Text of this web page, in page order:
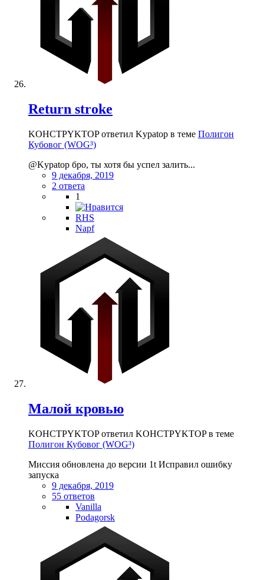
Return stroke
KOHCTPYKTOP ответил Kypatop в теме Полигон
Кубовог (WOG³)
@Kypatop бро, ты хотя бы успел залить...
9 декабря, 2019
2 ответа
1
RHS
Napf
Малой кровью
KOHCTPYKTOP ответил KOHCTPYKTOP в теме
Полигон Кубовог (WOG³)
Миссия обновлена до версии 1t Исправил ошибку
запуска
9 декабря, 2019
55 ответов
Vanilla
Podagorsk